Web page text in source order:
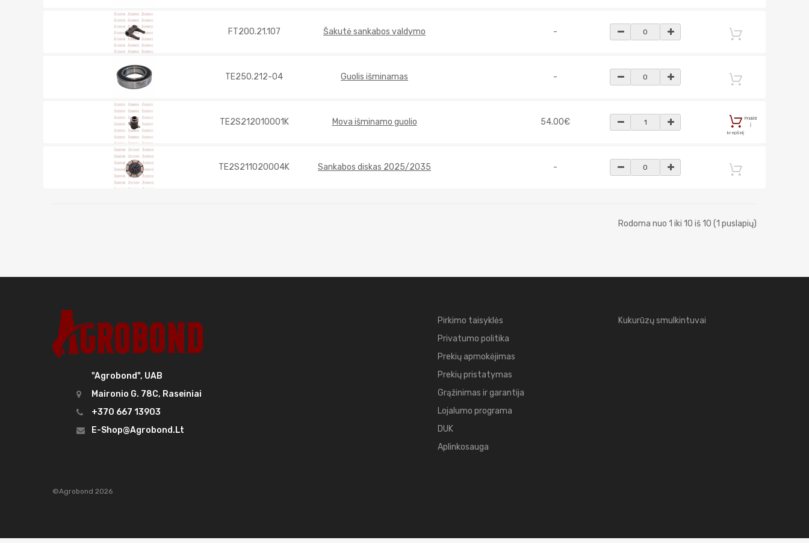
FT200.21.107 -
Šakutė sankabos valdymo
TE250.212-04 -
Guolis išminamas
TE2S212010001K 54.00€
Mova išminamo guolio
Pridėti
į
krepšelį
TE2S211020004K -
Sankabos diskas 2025/2035
Rodoma nuo 1 iki 10 iš 10 (1 puslapių)
"Agrobond", UAB
Maironio G. 78C, Raseiniai
+370 667 13903
E-Shop@agrobond.lt
Pirkimo taisyklės
Privatumo politika
Prekių apmokėjimas
Prekių pristatymas
Grąžinimas ir garantija
Lojalumo programa
DUK
Aplinkosauga
Kukurūzų smulkintuvai
©Agrobond 2026